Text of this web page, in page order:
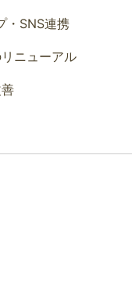
・SNS連携
ニューアル